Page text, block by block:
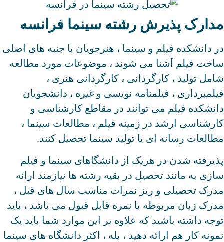
مدارک پذیرش رشته سینما فرانسه
در دانشکده فیلم و سینما ، هنرجویان با جنبه های اصلی
ساخت فیلم آشنا می شوند ، موضوعات مورد مطالعه
شامل تولید ، کارگردانی ، کارگردانی هنری ،
فیلمبرداری ، فیلمنامه نویسی و غیره ، دانشجویان
دانشکده فیلم می توانند در مقاطع کارشناسی و
کارشناسی ارشد در زمینه فیلم ، مطالعات سینما ،
مطالعات رسانه ای یا تولید سینما تحصیل کنند.
پذیرفته شدن در هریک از دانشگاهای سینما و فیلم
سازی به مانند تحصیل در بقیه رشته ها نیازمند ارائه
مدرک تحصیلی و ریز نمرات مناسب سال های قبل ،
مدرک زبان مربوطه با نمره قابل قبول می باشد ، باید
توجه داشته باشید که علاوه بر این موارد شما باید یک
نمونه کار هم ارائه دهید ، بله ، اکثر دانشگاه های سینما